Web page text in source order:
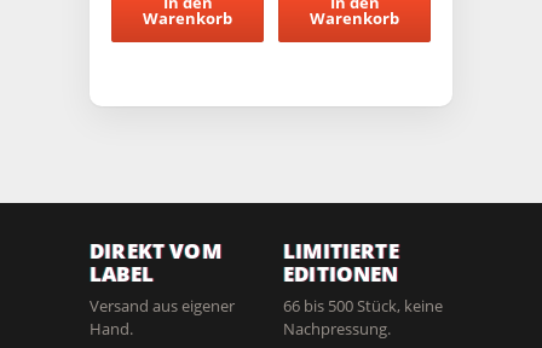
Warenkorb Warenkorb
DIREKT VOM
LABEL
Versand aus eigener
Hand.
LIMITIERTE
EDITIONEN
66 bis 500 Stück, keine
Nachpressung.